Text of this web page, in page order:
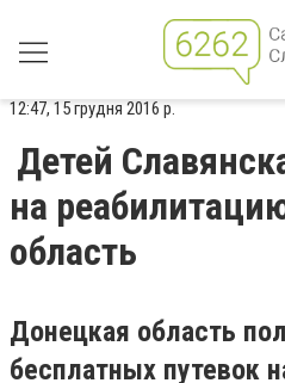
12:47, 15 грудня 2016 р.
Детей
на
область
Донецкая область
бесплатных путевок